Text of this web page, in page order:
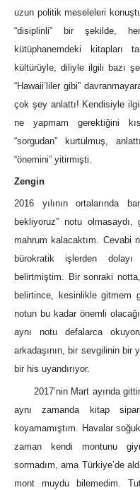
uzun politik meseleleri
“disiplinli” bir şekilde,
kütüphanemdeki kitapları
kültürüyle, diliyle ilgili bazı
“Hawaii’liler gibi”
çok şey anlattı! Kendisiyle
ne yapmam gerektiğini
“sorgudan” kurtulmuş,
“önemini” yitirmişti.
Zengin
2016 yılının ortalarında
bekliyoruz” notu
mahrum kalacaktım. Cevabi
bürokratik işlerden
belirtmiştim. Bir sonraki
belirtince, kesinlikle gitmem
notun bu kadar önemli
aynı notu defalarca
arkadaşının, bir sevgilinin
bir his uyandırıyor.
2017’nin Mart ayında
aynı zamanda kitap
koyamamıştım. Havalar
zaman kendi montunu
sormadım, ama Türkiye’de
mont muydu bilemedim.